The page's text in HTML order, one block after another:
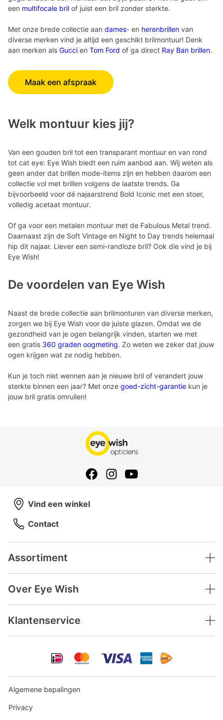
een multifocale bril of juist een bril zonder sterkte.
Met onze brede collectie aan dames- en herenbrillen van
diverse merken vind je altijd een geschikt brilmontuur! Denk
aan merken als Gucci en Tom Ford of ga direct Ray Ban brillen.
Maak een afspraak
Welk montuur kies jij?
Van een gouden bril tot een transparant montuur en van rond
tot cat eye: Eye Wish biedt een ruim aanbod aan. Wij weten als
geen ander dat brillen mode-items zijn en hebben daarom een
collectie vol met brillen volgens de laatste trends. Ga
bijvoorbeeld voor dé najaarstrend Bold Iconic met een stoer,
volledig acetaat montuur.
Of ga voor een metalen montuur met de Fabulous Metal trend.
Daarnaast zijn de Soft Vintage en Night to Day trends helemaal
hip dit najaar. Liever een semi-randloze bril? Ook die vind je bij
Eye Wish!
De voordelen van Eye Wish
Naast de brede collectie aan brilmonturen van diverse merken,
zorgen we bij Eye Wish voor de juiste glazen. Omdat we de
gezondheid van je ogen belangrijk vinden, starten we met
een gratis 360 graden oogmeting. Zo weten we zeker dat jouw
ogen krijgen wat ze nodig hebben.
Kun je toch niet wennen aan je nieuwe bril of verandert jouw
sterkte binnen een jaar? Met onze goed-zicht-garantie kun je
jouw bril gratis omruilen!
Assortiment
Over Eye Wish
Klantenservice
Vind een winkel
Contact
Algemene bepalingen
Privacy